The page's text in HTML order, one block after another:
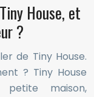
House, et
?
de Tiny House.
? Tiny House
maison,